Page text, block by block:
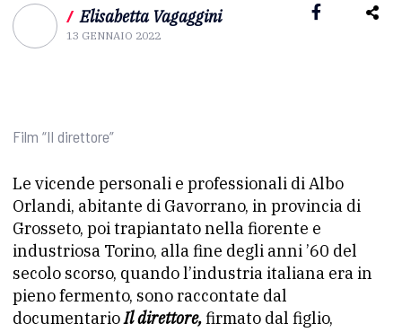
/ Elisabetta Vagaggini
13 GENNAIO 2022
Film “Il direttore”
Le vicende personali e professionali di Albo
Orlandi, abitante di Gavorrano, in provincia di
Grosseto, poi trapiantato nella fiorente e
industriosa Torino, alla fine degli anni ’60 del
secolo scorso, quando l’industria italiana era in
pieno fermento, sono raccontate dal
documentarioIl direttore,firmato dal figlio,